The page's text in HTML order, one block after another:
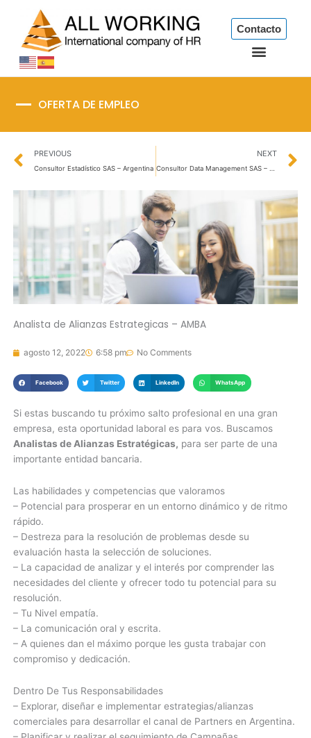
contenido
Contacto
OFERTA DE EMPLEO
Prev
PREVIOUS
Consultor Estadístico SAS – Argentina
NEXT
Analista de Alianzas Estrategicas – AMBA
agosto 12, 2022 6:58 pm No Comments
Facebook Twitter LinkedIn WhatsApp
Si estas buscando tu próximo salto profesional en una gran
empresa, esta oportunidad laboral es para vos. Buscamos
Analistas de Alianzas Estratégicas, para ser parte de una
importante entidad bancaria.
Las habilidades y competencias que valoramos
– Potencial para prosperar en un entorno dinámico y de ritmo
rápido.
– Destreza para la resolución de problemas desde su
evaluación hasta la selección de soluciones.
– La capacidad de analizar y el interés por comprender las
necesidades del cliente y ofrecer todo tu potencial para su
resolución.
– Tu Nivel empatía.
– La comunicación oral y escrita.
– A quienes dan el máximo porque les gusta trabajar con
compromiso y dedicación.
Dentro De Tus Responsabilidades
– Explorar, diseñar e implementar estrategias/alianzas
comerciales para desarrollar el canal de Partners en Argentina.